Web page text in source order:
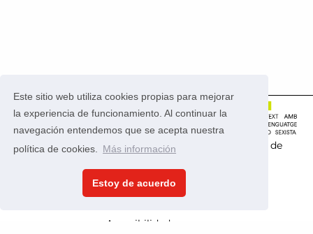
Este sitio web utiliza cookies propias para mejorar
la experiencia de funcionamiento. Al continuar la
navegación entendemos que se acepta nuestra
política de cookies.
Más información
Estoy de acuerdo
Este portal usa laaplicación CONSUL
software de
Política de privacidad
Accesibilidad